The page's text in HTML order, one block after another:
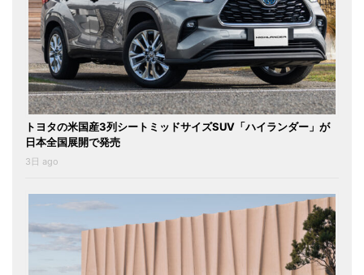
トヨタの米国産3列シートミッドサイズSUV「ハイランダー」が
日本全国展開で発売
3日 ago